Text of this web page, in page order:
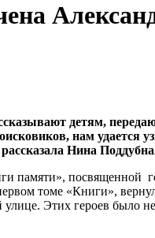
детям,
нам удается
Нина
памяти», посвященной
томе «Книги»,
Этих героев было